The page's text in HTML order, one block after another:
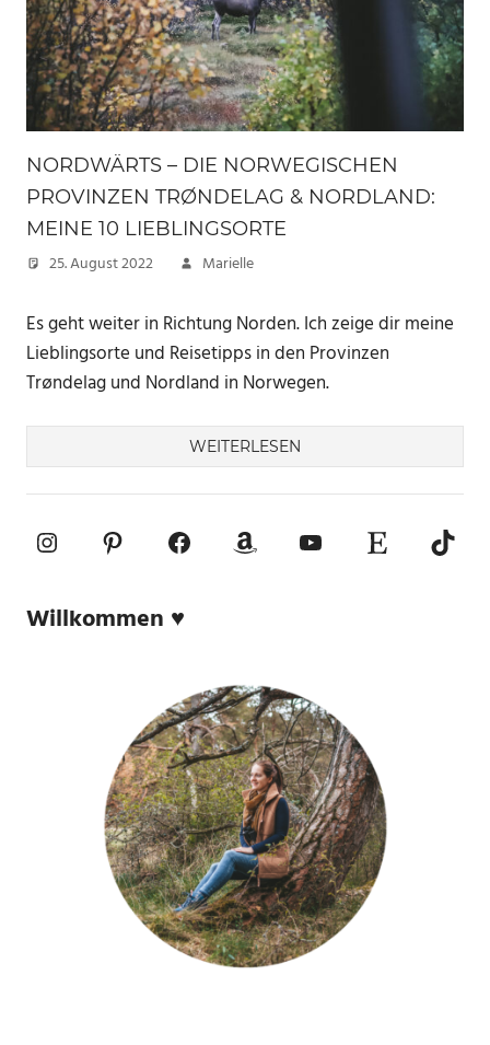
NORDWÄRTS – DIE NORWEGISCHEN
PROVINZEN TRØNDELAG & NORDLAND:
MEINE 10 LIEBLINGSORTE
25. August 2022 Marielle
Es geht weiter in Richtung Norden. Ich zeige dir meine
Lieblingsorte und Reisetipps in den Provinzen
Trøndelag und Nordland in Norwegen.
WEITERLESEN
InstagramPinterestFacebookAmazonYouTube
Etsy-Shop
Willkommen ♥